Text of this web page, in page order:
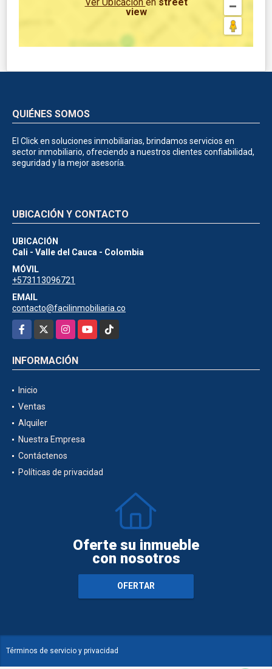
view
QUIÉNES SOMOS
El Click en soluciones inmobiliarias, brindamos servicios en
sector inmobiliario, ofreciendo a nuestros clientes confiabilidad,
seguridad y la mejor asesoría.
UBICACIÓN Y CONTACTO
UBICACIÓN
Cali - Valle del Cauca - Colombia
MÓVIL
+573113096721
EMAIL
contacto@facilinmobiliaria.co
Facebook
InstagramYouTubeTikTok
INFORMACIÓN
Inicio
Ventas
Alquiler
Nuestra Empresa
Contáctenos
Políticas de privacidad
Oferte su inmueble
con nosotros
OFERTAR
Términos de servicio y privacidad